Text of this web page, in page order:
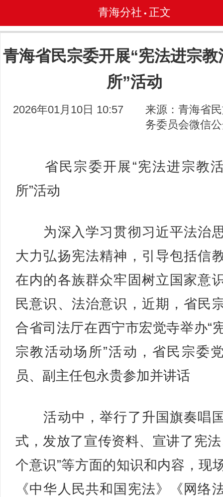
青海分社 • 正文
青海省民宗委开展“宪法进宗教
所”活动
2026年01月10日 10:57
来源：青海省
务委员会微信
省民宗委开展“宪法进宗教
所”活动
为深入学习贯彻习近平法治
大力弘扬宪法精神，引导包括信
在内的各族群众牢固树立国家意
民意识、法治意识，近期，省民
合省司法厅在西宁市宏觉寺举办“
宗教活动场所”活动，省民宗委
员、副主任包永贵参加并讲话
活动中，举行了升国旗奏唱
式，发放了宣传资料、宣讲了宪法
个意识”等方面的知识和内容，现
《中华人民共和国宪法》《网络